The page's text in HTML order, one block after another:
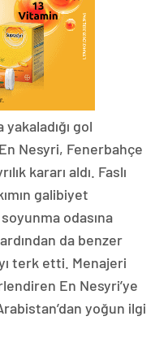
gol
Nesyri, Fenerbahçe
kararı aldı. Faslı
galibiyet
odasına
da benzer
terk etti. Menajeri
En Nesyri’ye
yoğun ilgi